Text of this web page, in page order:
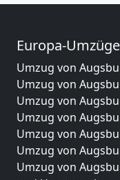
Europa-Umzüge
Umzug von
Umzug von
Umzug von
Umzug von
Umzug von
Umzug von
Umzug von